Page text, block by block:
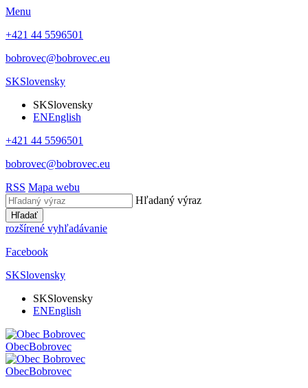
Menu
+421 44 5596501
bobrovec@bobrovec.eu
SKSlovensky
SKSlovensky
ENEnglish
+421 44 5596501
bobrovec@bobrovec.eu
RSS Mapa webu
Hľadaný výraz
Hľadať
rozšírené vyhľadávanie
Facebook
SKSlovensky
SKSlovensky
ENEnglish
ObecBobrovec
ObecBobrovec